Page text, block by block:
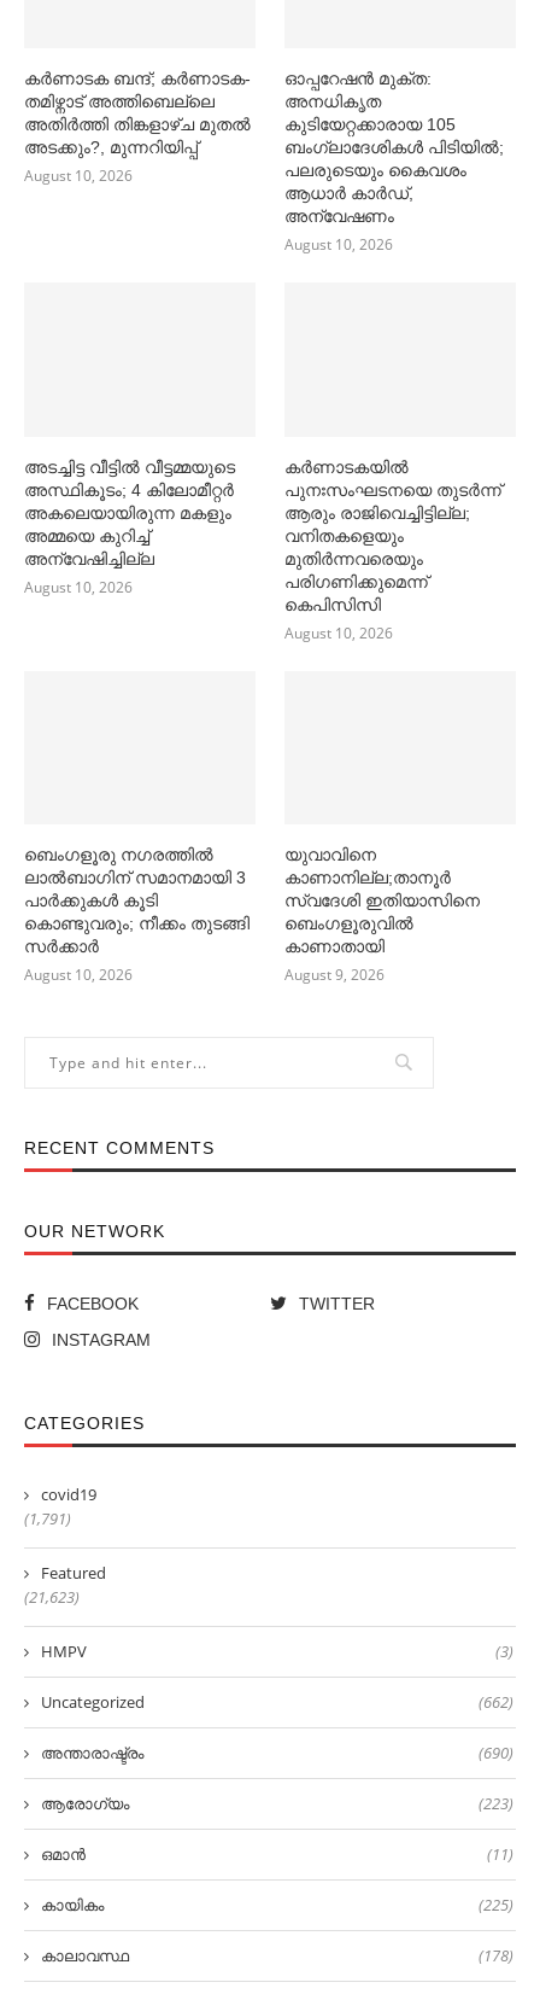
കര്‍ണാടക ബന്ദ്; കര്‍ണാടക-
തമിഴ്നാട് അത്തിബെല്ലെ
അതിര്‍ത്തി തിങ്കളാഴ്ച മുതല്‍
അടക്കും?, മുന്നറിയിപ്പ്
August 10, 2026
ഓപ്പറേഷൻ മുക്ത:
അനധികൃത
കുടിയേറ്റക്കാരായ 105
ബംഗ്ലാദേശികള്‍ പിടിയില്‍;
പലരുടെയും കൈവശം
ആധാര്‍ കാര്‍ഡ്,
അന്വേഷണം
August 10, 2026
അടച്ചിട്ട വീട്ടില്‍ വീട്ടമ്മയുടെ
അസ്ഥികൂടം; 4 കിലോമീറ്റര്‍
അകലെയായിരുന്ന മകളും
അമ്മയെ കുറിച്ച്‌
അന്വേഷിച്ചില്ല
August 10, 2026
കര്‍ണാടകയില്‍
പുനഃസംഘടനയെ തുടര്‍ന്ന്
ആരും രാജിവെച്ചിട്ടില്ല;
വനിതകളെയും
മുതിര്‍ന്നവരെയും
പരിഗണിക്കുമെന്ന്
കെപിസിസി
August 10, 2026
ബെംഗളൂരു നഗരത്തില്‍
ലാല്‍ബാഗിന് സമാനമായി 3
പാര്‍ക്കുകള്‍ കൂടി
കൊണ്ടുവരും; നീക്കം തുടങ്ങി
സര്‍ക്കാര്‍
August 10, 2026
യുവാവിനെ
കാണാനില്ല;താനൂർ
സ്വദേശി ഇതിയാസിനെ
ബെംഗളൂരുവിൽ
കാണാതായി
August 9, 2026
RECENT COMMENTS
OUR NETWORK
FACEBOOK
TWITTER
INSTAGRAM
CATEGORIES
covid19
(1,791)
Featured
(21,623)
HMPV (3)
Uncategorized (662)
അന്താരാഷ്ട്രം (690)
ആരോഗ്യം (223)
ഒമാൻ (11)
കായികം (225)
കാലാവസ്ഥ (178)